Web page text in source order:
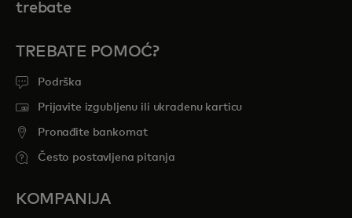
trebate
TREBATE POMOĆ?
Podrška
Prijavite izgubljenu ili ukradenu karticu
Pronađite bankomat
Često postavljena pitanja
KOMPANIJA